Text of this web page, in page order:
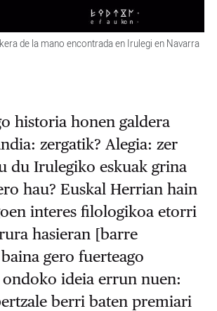
de la mano encontrada en Irulegi en Navarra
historia honen galdera
zergatik? Alegia: zer
du Irulegiko eskuak grina
hau? Euskal Herrian hain
interes filologikoa etorri
hasieran [barre
gero fuerteago
ondoko ideia errun nuen:
berri baten premiari